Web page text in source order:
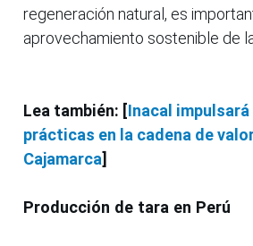
regeneración natural, es
aprovechamiento sostenible de
Lea también: [Inacal impulsará
prácticas en la cadena de
Cajamarca]
Producción de tara en Perú